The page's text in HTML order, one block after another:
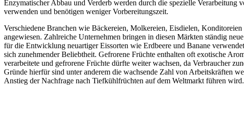
Enzymatischer Abbau und Verderb werden durch die spezielle Verarbeitung
verwenden und benötigen weniger Vorbereitungszeit.
Verschiedene Branchen wie Bäckereien, Molkereien, Eisdielen,
angewiesen. Zahlreiche Unternehmen bringen in diesen Märkten ständig
für die Entwicklung neuartiger Eissorten wie Erdbeere und Banane
sich zunehmender Beliebtheit. Gefrorene Früchte enthalten oft exotische
verarbeitete und gefrorene Früchte dürfte weiter wachsen, da Verbraucher
Gründe hierfür sind unter anderem die wachsende Zahl von Arbeitskräften
Anstieg der Nachfrage nach Tiefkühlfrüchten auf dem Weltmarkt führen wird.